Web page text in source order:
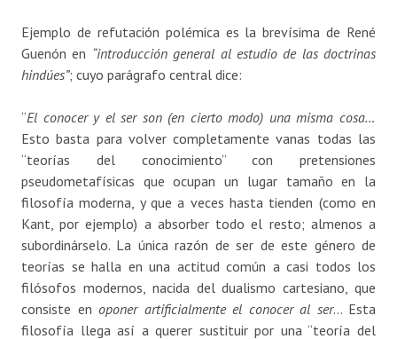
Ejemplo de refutación polémica es la brevísima de René
Guenón en “introducción general al estudio de las doctrinas
hindúes”; cuyo parágrafo central dice:
“El conocer y el ser son (en cierto modo) una misma cosa…
Esto basta para volver completamente vanas todas las
“teorías del conocimiento” con pretensiones
pseudometafísicas que ocupan un lugar tamaño en la
filosofía moderna, y que a veces hasta tienden (como en
Kant, por ejemplo) a absorber todo el resto; almenos a
subordinárselo. La única razón de ser de este género de
teorías se halla en una actitud común a casi todos los
filósofos modernos, nacida del dualismo cartesiano, que
consiste en oponer artificialmente el conocer al ser… Esta
filosofía llega así a querer sustituir por una “teoría del